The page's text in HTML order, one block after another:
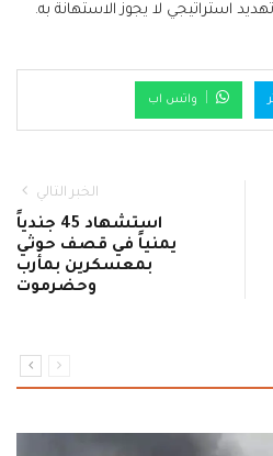
استراتيجي لا يجوز الاستهانة به.
واتس اب
الخبر التالي
استشهاد 45 جندياً
يمنياً في قصف حوثي
بمعسكرين بمأرب
وحضرموت